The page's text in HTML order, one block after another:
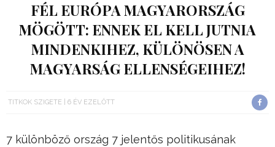
FÉL EURÓPA MAGYARORSZÁG
MÖGÖTT: ENNEK EL KELL JUTNIA
MINDENKIHEZ, KÜLÖNÖSEN A
MAGYARSÁG ELLENSÉGEIHEZ!
TITKOK SZIGETE 6 ÉV EZELŐTT
7 különböző ország 7 jelentős politikusának